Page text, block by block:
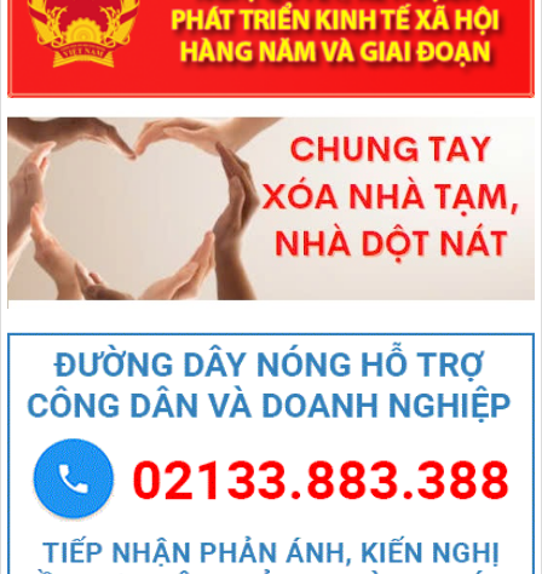
lượt xem: 83 | lượt tải:48
1670/NQ-UBTVQH15
Nghị quyết số 1670/NQ-UBTVQH15 của ỦY BAN THƯỜNG VỤ
QUỐC HỘI: Về việc sắp xếp các đơn vị hành chính cấp xã của tỉnh
Lai Châu năm 2025
lượt xem: 66 | lượt tải:46
544/QĐ-UBND
QUYẾT ĐỊNH Về việc thành lập Tổ giúp việc Ban biên tập Cổng
thông tin điện tử xã Mường Than
lượt xem: 39 | lượt tải:20
QUYẾT ĐỊNH Kiện toàn Ban biên tập Cổng thông tin điện tử xã
Mường Than
lượt xem: 44 | lượt tải:27
27/NQ-HĐND
Nghị quyết Thông qua chủ trương sắp xếp đơn vị hành chính cấp xã
của tỉnh Lai Châu năm 2025
lượt xem: 83 | lượt tải:48
1670/NQ-UBTVQH15